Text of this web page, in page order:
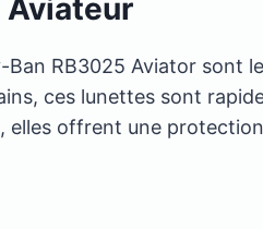
Aviateur
RB3025 Aviator
ces lunettes sont
elles offrent une